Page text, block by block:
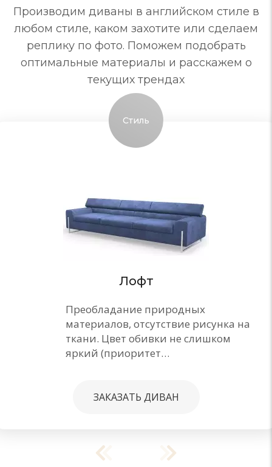
Производим диваны в английском стиле в
любом стиле, каком захотите или сделаем
реплику по фото. Поможем подобрать
оптимальные материалы и расскажем о
текущих трендах
Стиль
Лофт
Преобладание природных
материалов, отсутствие рисунка на
ткани. Цвет обивки не слишком
яркий (приоритет…
ЗАКАЗАТЬ ДИВАН